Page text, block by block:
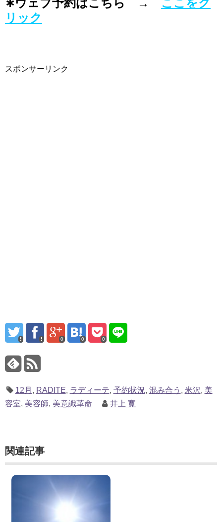
∗ウェブ予約はこちら → ここをク
リック
スポンサーリンク
0 0 0
12月 , RADITE, ラディーテ, 予約状況, 混み合う , 米沢, 美
容室, 美容師, 美意識革命 井上 寛
関連記事